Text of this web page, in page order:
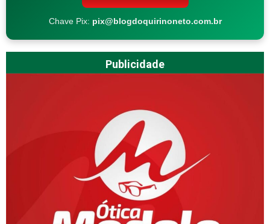
Chave Pix: pix@blogdoquirinoneto.com.br
Publicidade